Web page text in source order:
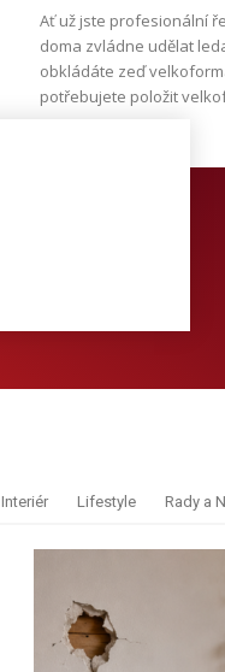
Ať už jste profesionální
doma zvládne udělat
obkládáte zeď
potřebujete položit
Interiér Lifestyle Rady a